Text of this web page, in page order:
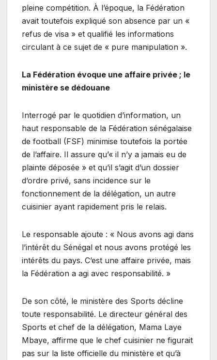
pleine compétition. À l’époque, la Fédération
avait toutefois expliqué son absence par un «
refus de visa » et qualifié les informations
circulant à ce sujet de « pure manipulation ».
La Fédération évoque une affaire privée ; le
ministère se dédouane
Interrogé par le quotidien d’information, un
haut responsable de la Fédération sénégalaise
de football (FSF) minimise toutefois la portée
de l’affaire. Il assure qu’« il n’y a jamais eu de
plainte déposée » et qu’il s’agit d’un dossier
d’ordre privé, sans incidence sur le
fonctionnement de la délégation, un autre
cuisinier ayant rapidement pris le relais.
Le responsable ajoute : « Nous avons agi dans
l’intérêt du Sénégal et nous avons protégé les
intérêts du pays. C’est une affaire privée, mais
la Fédération a agi avec responsabilité. »
De son côté, le ministère des Sports décline
toute responsabilité. Le directeur général des
Sports et chef de la délégation, Mama Laye
Mbaye, affirme que le chef cuisinier ne figurait
pas sur la liste officielle du ministère et qu’à